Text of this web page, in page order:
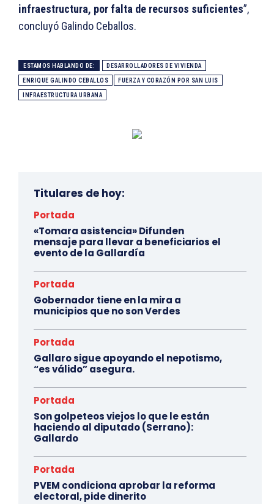
infraestructura, por falta de recursos suficientes”,
concluyó Galindo Ceballos.
ESTAMOS HABLANDO DE: DESARROLLADORES DE VIVIENDA
ENRIQUE GALINDO CEBALLOS FUERZA Y CORAZÓN POR SAN LUIS
INFRAESTRUCTURA URBANA
Titulares de hoy:
Portada
«Tomara asistencia» Difunden
mensaje para llevar a beneficiarios el
evento de la Gallardía
Portada
Gobernador tiene en la mira a
municipios que no son Verdes
Portada
Gallaro sigue apoyando el nepotismo,
“es válido” asegura.
Portada
Son golpeteos viejos lo que le están
haciendo al diputado (Serrano):
Gallardo
Portada
PVEM condiciona aprobar la reforma
electoral, pide dinerito